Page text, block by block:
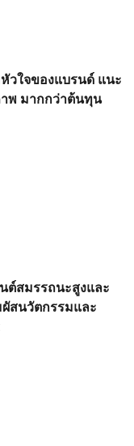
วใจของแบรนด์ แนะ
าพ มากกว่าต้นทุน
ต์สมรรถนะสูงและ
สนวัตกรรมและ